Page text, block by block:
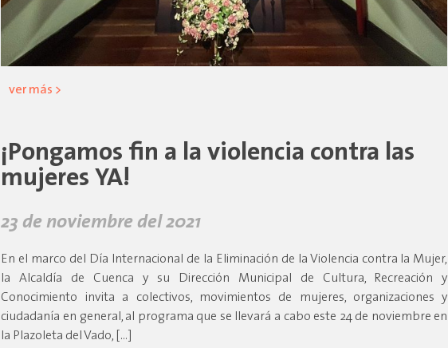
ver más >
¡Pongamos fin a la violencia contra las
mujeres YA!
23 de noviembre del 2021
En el marco del Día Internacional de la Eliminación de la Violencia contra la Mujer,
la Alcaldía de Cuenca y su Dirección Municipal de Cultura, Recreación y
Conocimiento invita a colectivos, movimientos de mujeres, organizaciones y
ciudadanía en general, al programa que se llevará a cabo este 24 de noviembre en
la Plazoleta del Vado, […]